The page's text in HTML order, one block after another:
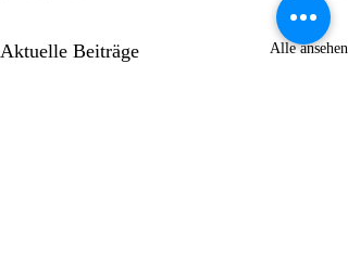
Aktuelle Beiträge Alle ansehen